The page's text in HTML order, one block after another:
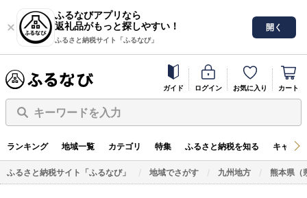
ふるなびアプリなら
返礼品がもっと探しやすい！
ふるさと納税サイト「ふるなび」
開く
ガイド ログイン お気に入り カート
キーワードを入力
ランキング 地域一覧 カテゴリ 特集 ふるさと納税を知る キャン
ふるさと納税サイト「ふるなび」 地域でさがす 九州地方 熊本県（